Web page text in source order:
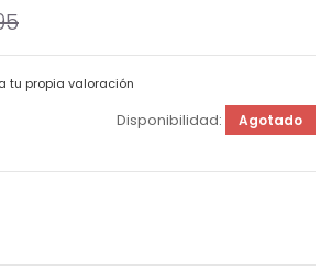
tu propia valoración
Disponibilidad: Agotado